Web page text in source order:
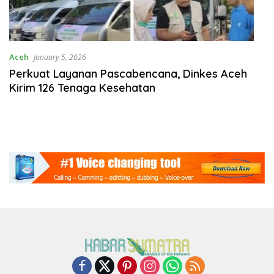
Aceh January 5, 2026
Perkuat Layanan Pascabencana, Dinkes Aceh
Kirim 126 Tenaga Kesehatan